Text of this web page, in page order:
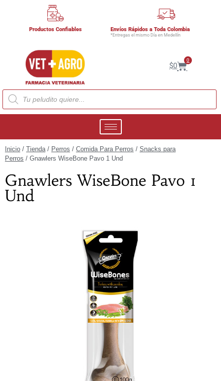
Productos Confiables Envíos Rápidos a Toda Colombia
*Entregas el mismo Día en Medellín
$0
0
Inicio / Tienda/ Perros / Comida Para Perros / Snacks para
Perros / Gnawlers WiseBone Pavo 1 Und
Gnawlers WiseBone Pavo 1
Und